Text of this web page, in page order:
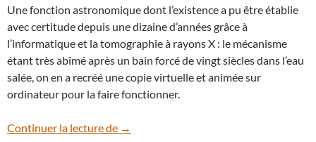
Une fonction astronomique dont l’existence a pu être établie
avec certitude depuis une dizaine d’années grâce à
l’informatique et la tomographie à rayons X : le mécanisme
étant très abîmé après un bain forcé de vingt siècles dans l’eau
salée, on en a recréé une copie virtuelle et animée sur
ordinateur pour la faire fonctionner.
Continuer la lecture de La machine d’Anticythère aurait plus de
→